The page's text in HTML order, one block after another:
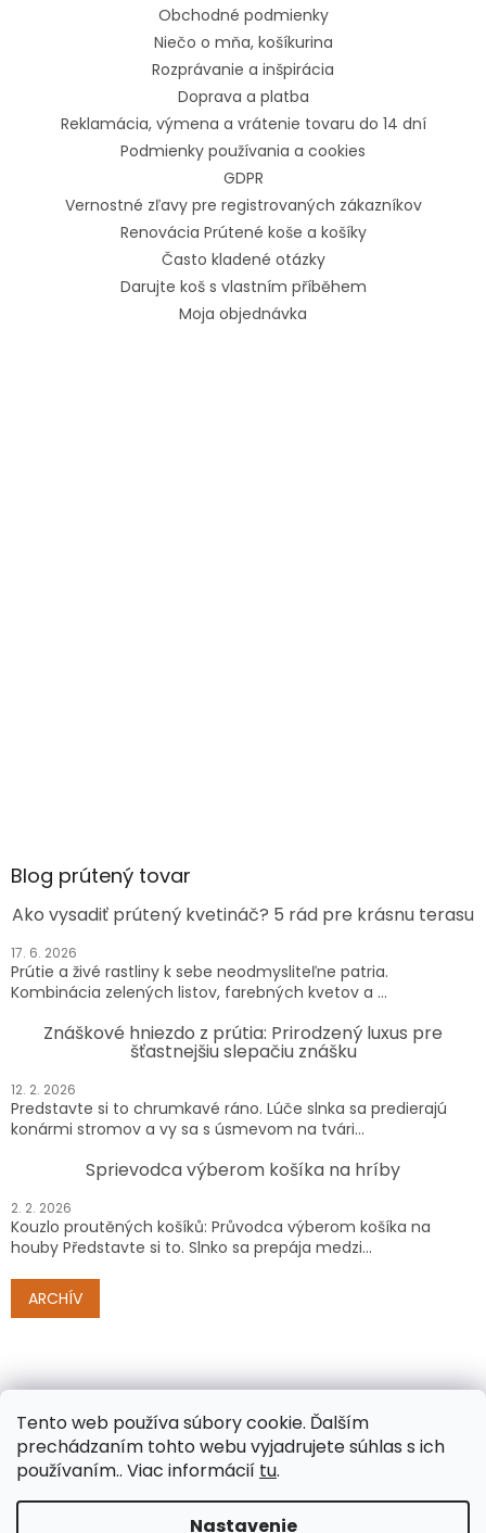
Tento web používa súbory cookie. Ďalším
prechádzaním tohto webu vyjadrujete súhlas s ich
používaním.. Viac informácií tu.
Nastavenie
Obchodné podmienky
Niečo o mňa, košíkurina
Rozprávanie a inšpirácia
Doprava a platba
Reklamácia, výmena a vrátenie tovaru do 14 dní
Podmienky používania a cookies
GDPR
Vernostné zľavy pre registrovaných zákazníkov
Renovácia Prútené koše a košíky
Často kladené otázky
Darujte koš s vlastním příběhem
Moja objednávka
Blog prútený tovar
Ako vysadiť prútený kvetináč? 5 rád pre krásnu terasu
17. 6. 2026
Prútie a živé rastliny k sebe neodmysliteľne patria.
Kombinácia zelených listov, farebných kvetov a ...
Znáškové hniezdo z prútia: Prirodzený luxus pre
šťastnejšiu slepačiu znášku
12. 2. 2026
Predstavte si to chrumkavé ráno. Lúče slnka sa predierajú
konármi stromov a vy sa s úsmevom na tvári...
Sprievodca výberom košíka na hríby
2. 2. 2026
Kouzlo proutěných košíků: Průvodca výberom košíka na
houby Představte si to. Slnko sa prepája medzi...
ARCHÍV